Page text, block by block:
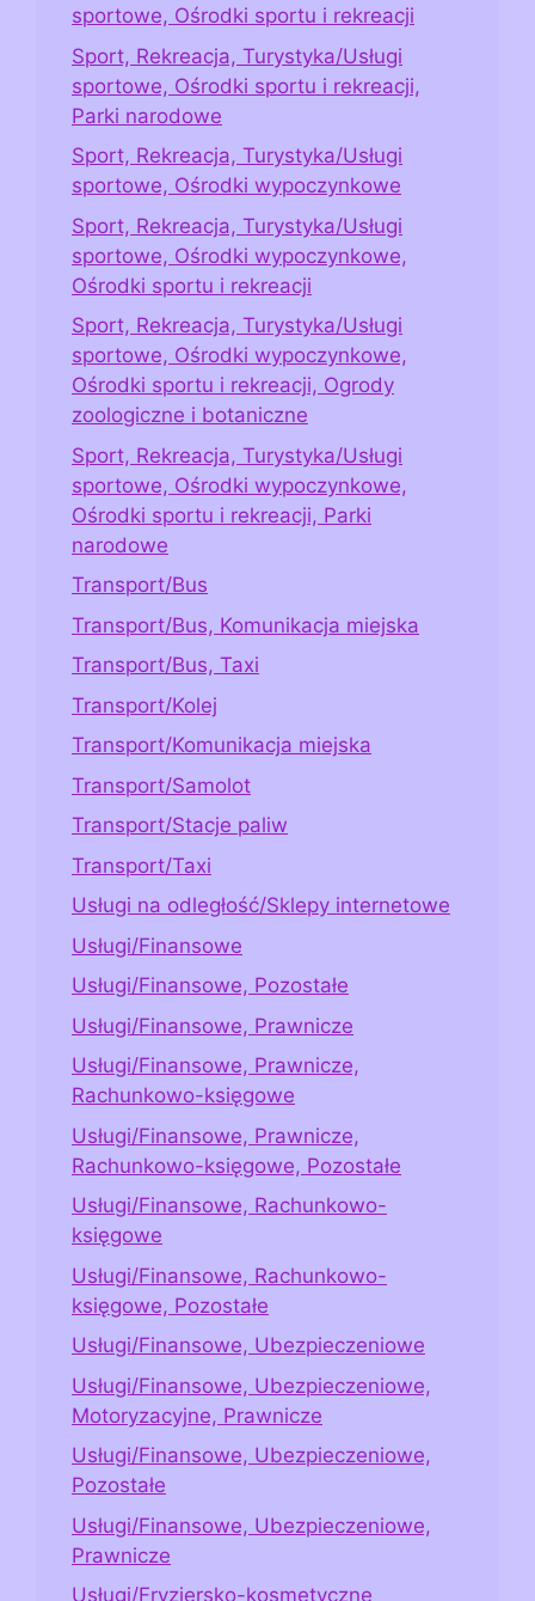
sportowe, Ośrodki sportu i rekreacji
Sport, Rekreacja, Turystyka/Usługi
sportowe, Ośrodki sportu i rekreacji,
Parki narodowe
Sport, Rekreacja, Turystyka/Usługi
sportowe, Ośrodki wypoczynkowe
Sport, Rekreacja, Turystyka/Usługi
sportowe, Ośrodki wypoczynkowe,
Ośrodki sportu i rekreacji
Sport, Rekreacja, Turystyka/Usługi
sportowe, Ośrodki wypoczynkowe,
Ośrodki sportu i rekreacji, Ogrody
zoologiczne i botaniczne
Sport, Rekreacja, Turystyka/Usługi
sportowe, Ośrodki wypoczynkowe,
Ośrodki sportu i rekreacji, Parki
narodowe
Transport/Bus
Transport/Bus, Komunikacja miejska
Transport/Bus, Taxi
Transport/Kolej
Transport/Komunikacja miejska
Transport/Samolot
Transport/Stacje paliw
Transport/Taxi
Usługi na odległość/Sklepy internetowe
Usługi/Finansowe
Usługi/Finansowe, Pozostałe
Usługi/Finansowe, Prawnicze
Usługi/Finansowe, Prawnicze,
Rachunkowo-księgowe
Usługi/Finansowe, Prawnicze,
Rachunkowo-księgowe, Pozostałe
Usługi/Finansowe, Rachunkowo-
księgowe
Usługi/Finansowe, Rachunkowo-
księgowe, Pozostałe
Usługi/Finansowe, Ubezpieczeniowe
Usługi/Finansowe, Ubezpieczeniowe,
Motoryzacyjne, Prawnicze
Usługi/Finansowe, Ubezpieczeniowe,
Pozostałe
Usługi/Finansowe, Ubezpieczeniowe,
Prawnicze
Usługi/Fryzjersko-kosmetyczne